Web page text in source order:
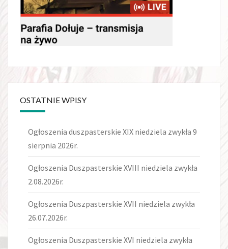
OSTATNIE WPISY
Ogłoszenia duszpasterskie XIX niedziela zwykła 9
sierpnia 2026r.
Ogłoszenia Duszpasterskie XVIII niedziela zwykła
2.08.2026r.
Ogłoszenia Duszpasterskie XVII niedziela zwykła
26.07.2026r.
Ogłoszenia Duszpasterskie XVI niedziela zwykła